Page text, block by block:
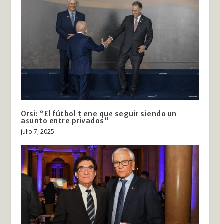
Orsi: “El fútbol tiene que seguir siendo un
asunto entre privados”
julio 7, 2025